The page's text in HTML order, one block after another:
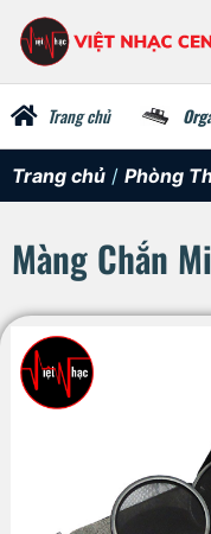
Trang chủ
Trang chủ / Phòng
Màng Chắn